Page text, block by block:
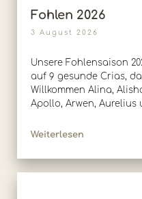
Fohlen 2026
3 August 2026
Unsere Fohlensaison
auf 9 gesunde Crias,
Willkommen Alina,
Apollo, Arwen, Aurelius
Weiterlesen